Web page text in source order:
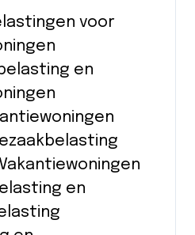
voor
en
en